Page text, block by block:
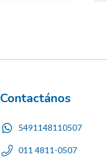
Contactános
5491148110507
011 4811-0507